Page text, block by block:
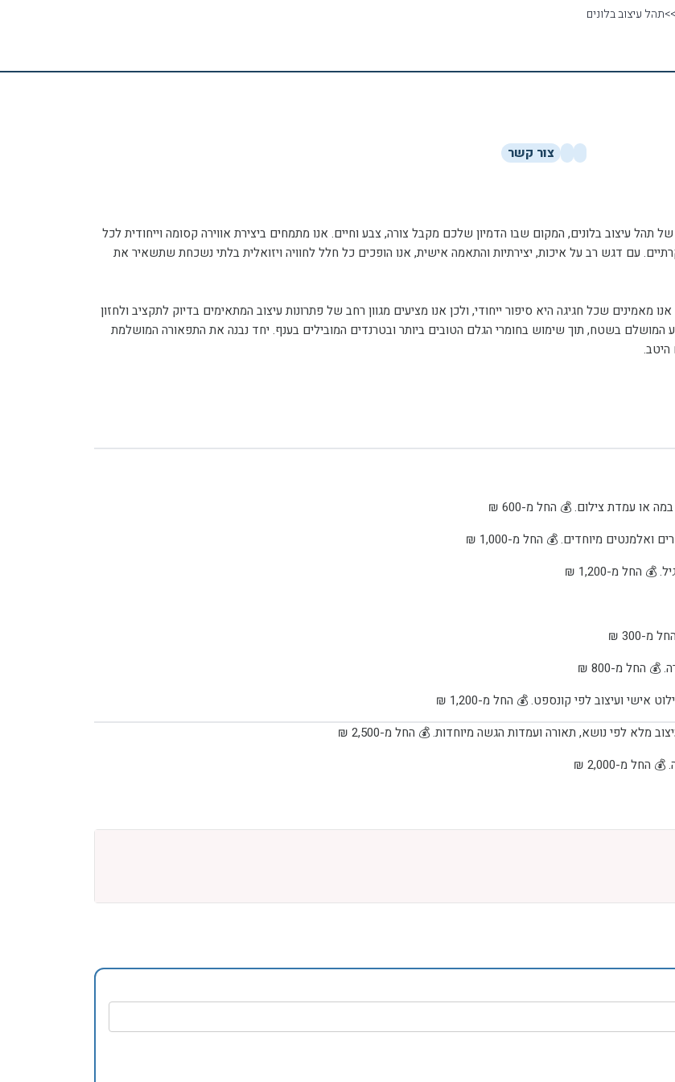
>>תהל עיצוב בלונים
צור קשר
תהל עיצוב בלונים, המקום שבו הדמיון שלכם מקבל צורה, צבע וחיים. אנו מתמחים ביצירת אווירה קסומה וייחודית לכל
עם דגש רב על איכות, יצירתיות והתאמה אישית, אנו הופכים כל חלל לחוויה ויזואלית בלתי נשכחת שתשאיר את
מאמינים שכל חגיגה היא סיפור ייחודי, ולכן אנו מציעים מגוון רחב של פתרונות עיצוב המתאימים בדיוק לתקציב ולחזון
המושלם בשטח, תוך שימוש בחומרי הגלם הטובים ביותר ובטרנדים המובילים בענף. יחד נבנה את התפאורה המושלמת
היטב.
החל מ-1,200 ₪
300 ₪
ועיצוב לפי קונספט. 💰 החל מ-1,200 ₪
מלא לפי נושא, תאורה ועמדות הגשה מיוחדות. 💰 החל מ-2,500 ₪
מ-2,000 ₪
ועמדת צילום. 💰 החל מ-5,000 ₪